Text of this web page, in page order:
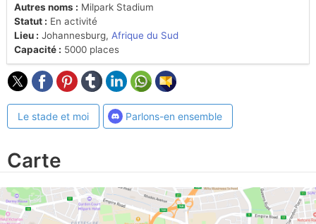
Autres noms : Milpark Stadium
Statut : En activité
Lieu : Johannesburg, Afrique du Sud
Capacité : 5000 places
Le stade et moi Parlons-en ensemble
Carte